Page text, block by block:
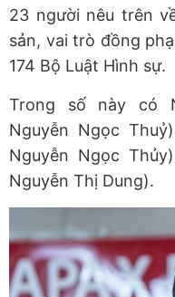
23 người nêu trên
sản, vai trò đồng
174 Bộ Luật Hình sự.
Trong số này có
Nguyễn Ngọc
Nguyễn Ngọc
Nguyễn Thị Dung).